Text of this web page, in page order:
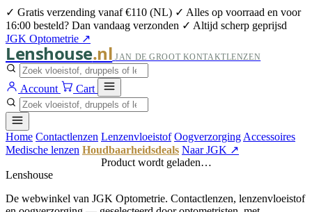
✓ Gratis verzending vanaf €110 (NL) ✓ Alles op voorraad en voor
16:00 besteld? Dan vandaag verzonden ✓ Altijd scherp geprijsd
JGK Optometrie ↗
Lenshouse.nl JAN DE GROOT KONTAKTLENZEN
Account Cart
Home Contactlenzen Lenzenvloeistof Oogverzorging Accessoires
Medische lenzen Houdbaarheidsdeals Naar JGK ↗
Product wordt geladen…
Lenshouse
De webwinkel van JGK Optometrie. Contactlenzen, lenzenvloeistof